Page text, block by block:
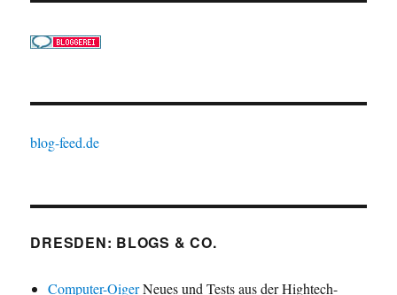
blog-feed.de
DRESDEN: BLOGS & CO.
Computer-OigerNeues und Tests aus der Hightech-